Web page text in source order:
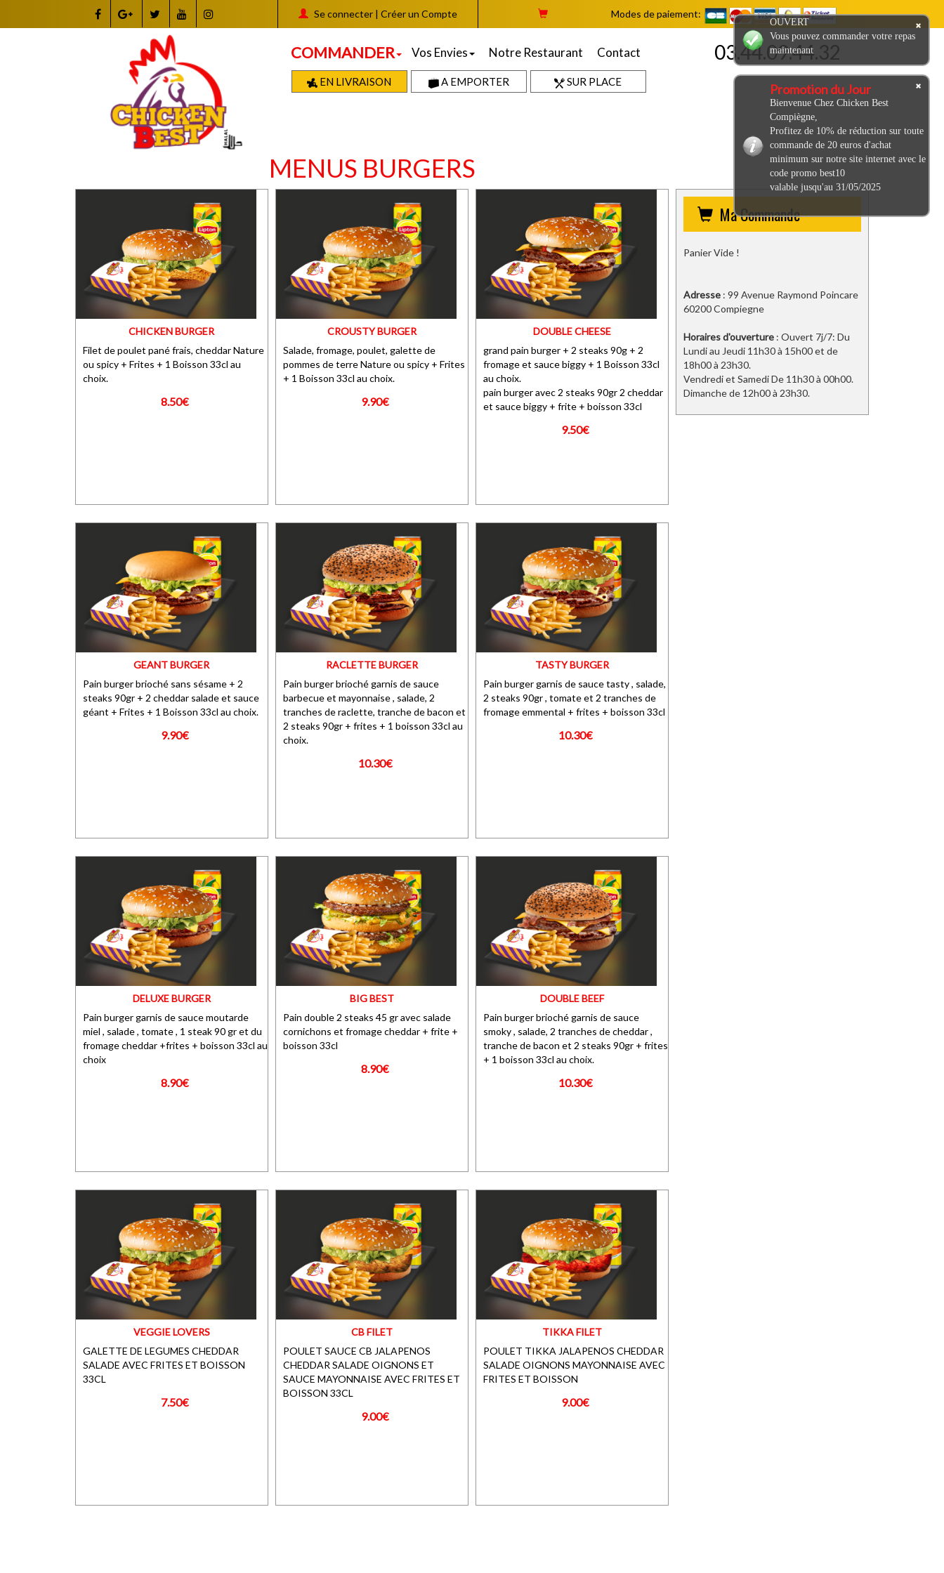
Se connecter| Créer un Compte Modes de paiement:
COMMANDER Vos Envies Notre Restaurant Contact
EN LIVRAISON A EMPORTER SUR PLACE
03.44.09.44.32
MENUS BURGERS
CHICKEN BURGER
Filet de poulet pané frais, cheddar Nature
ou spicy + Frites + 1 Boisson 33cl au
choix.
8.50€
CROUSTY BURGER
Salade, fromage, poulet, galette de
pommes de terre Nature ou spicy + Frites
+ 1 Boisson 33cl au choix.
9.90€
DOUBLE CHEESE
grand pain burger + 2 steaks 90g + 2
fromage et sauce biggy + 1 Boisson 33cl
au choix.
pain burger avec 2 steaks 90gr 2 cheddar
et sauce biggy + frite + boisson 33cl
9.50€
GEANT BURGER
Pain burger brioché sans sésame + 2
steaks 90gr + 2 cheddar salade et sauce
géant + Frites + 1 Boisson 33cl au choix.
9.90€
RACLETTE BURGER
Pain burger brioché garnis de sauce
barbecue et mayonnaise , salade, 2
tranches de raclette, tranche de bacon et
2 steaks 90gr + frites + 1 boisson 33cl au
choix.
10.30€
TASTY BURGER
Pain burger garnis de sauce tasty , salade,
2 steaks 90gr , tomate et 2 tranches de
fromage emmental + frites + boisson 33cl
10.30€
DELUXE BURGER
Pain burger garnis de sauce moutarde
miel , salade , tomate , 1 steak 90 gr et du
fromage cheddar +frites + boisson 33cl au
choix
8.90€
BIG BEST
Pain double 2 steaks 45 gr avec salade
cornichons et fromage cheddar + frite +
boisson 33cl
8.90€
DOUBLE BEEF
Pain burger brioché garnis de sauce
smoky , salade, 2 tranches de cheddar ,
tranche de bacon et 2 steaks 90gr + frites
+ 1 boisson 33cl au choix.
10.30€
VEGGIE LOVERS
GALETTE DE LEGUMES CHEDDAR
SALADE AVEC FRITES ET BOISSON
33CL
7.50€
CB FILET
POULET SAUCE CB JALAPENOS
CHEDDAR SALADE OIGNONS ET
SAUCE MAYONNAISE AVEC FRITES ET
BOISSON 33CL
9.00€
TIKKA FILET
POULET TIKKA JALAPENOS CHEDDAR
SALADE OIGNONS MAYONNAISE AVEC
FRITES ET BOISSON
9.00€
Ma Commande
Panier Vide !
Adresse : 99 Avenue Raymond Poincare
60200 Compiegne
Horaires d'ouverture : Ouvert 7j/7: Du
Lundi au Jeudi 11h30 à 15h00 et de
18h00 à 23h30.
Vendredi et Samedi De 11h30 à 00h00.
Dimanche de 12h00 à 23h30.
OUVERT
Vous pouvez commander votre repas
maintenant
Promotion du Jour
Bienvenue Chez Chicken Best
Compiègne,
Profitez de 10% de réduction sur toute
commande de 20 euros d'achat
minimum sur notre site internet avec le
code promo best10
valable jusqu'au 31/05/2025